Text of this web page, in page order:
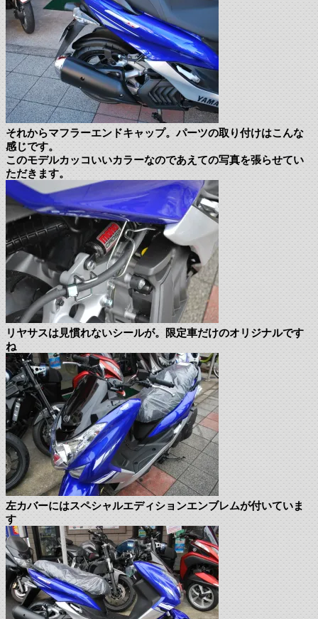
それからマフラーエンドキャップ。パーツの取り付けはこんな
感じです。
このモデルカッコいいカラーなのであえての写真を張らせてい
ただきます。
リヤサスは見慣れないシールが。限定車だけのオリジナルです
ね
左カバーにはスペシャルエディションエンブレムが付いていま
す